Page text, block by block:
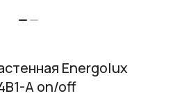
Energolux
A on/off